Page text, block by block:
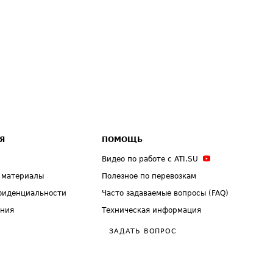
ПОМОЩЬ
Видео по работе с ATI.SU
Полезное по перевозкам
Часто задаваемые вопросы (FAQ)
Техническая информация
ЗАДАТЬ ВОПРОС